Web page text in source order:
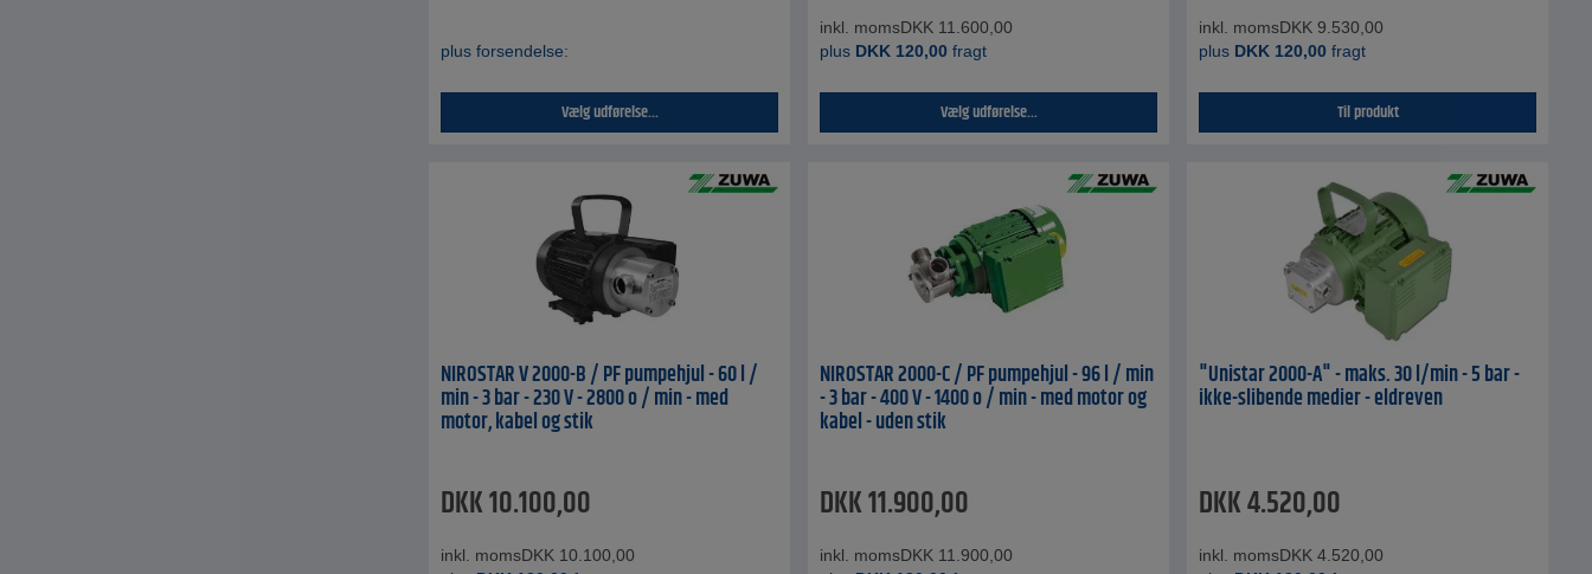
plus forsendelse:
Vælg udførelse...
inkl. momsDKK 11.600,00
plus DKK 120,00 fragt
Vælg udførelse...
inkl. momsDKK 9.530,00
plus DKK 120,00 fragt
Til produkt
NIROSTAR V 2000-B / PF pumpehjul - 60 l /
min - 3 bar - 230 V - 2800 o / min - med
motor, kabel og stik
DKK10.100,00
inkl. momsDKK 10.100,00
NIROSTAR 2000-C / PF pumpehjul - 96 l / min
- 3 bar - 400 V - 1400 o / min - med motor og
kabel - uden stik
DKK11.900,00
inkl. momsDKK 11.900,00
"Unistar 2000-A" - maks. 30 l/min - 5 bar -
ikke-slibende medier - eldreven
DKK4.520,00
inkl. momsDKK 4.520,00